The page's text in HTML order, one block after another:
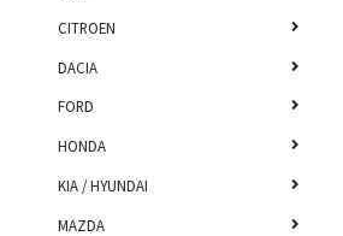
CITROEN
DACIA
FORD
HONDA
KIA / HYUNDAI
MAZDA